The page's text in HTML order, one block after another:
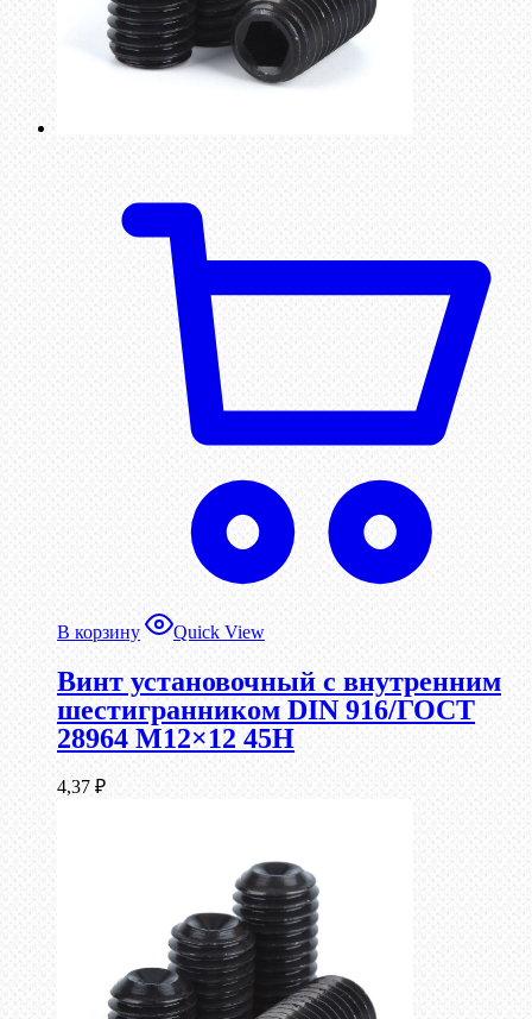
В корзину Quick View
Винт установочный с внутренним
шестигранником DIN 916/ГОСТ
28964 М12×12 45Н
4,37 ₽